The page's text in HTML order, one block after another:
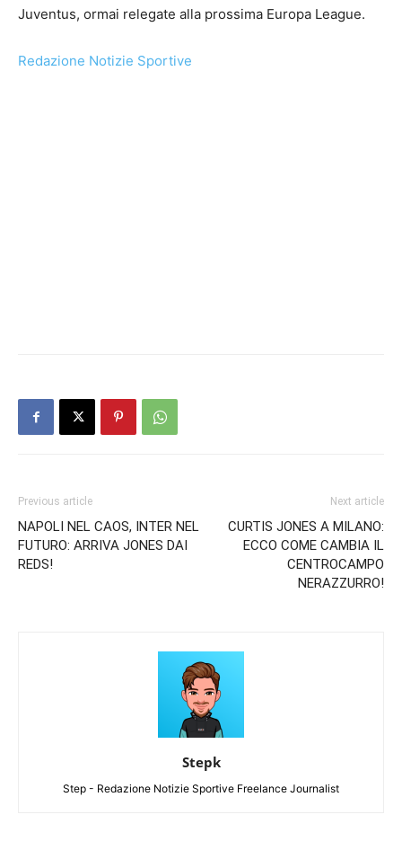
Juventus, ormai relegate alla prossima Europa League.
Redazione Notizie Sportive
Previous article
NAPOLI NEL CAOS, INTER NEL
FUTURO: ARRIVA JONES DAI
REDS!
Next article
CURTIS JONES A MILANO:
ECCO COME CAMBIA IL
CENTROCAMPO
NERAZZURRO!
Stepk
Step - Redazione Notizie Sportive Freelance Journalist